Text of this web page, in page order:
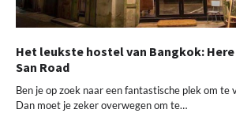
Het leukste hostel van Bangkok:
San Road
Ben je op zoek naar een fantastische plek om te
Dan moet je zeker overwegen om te…